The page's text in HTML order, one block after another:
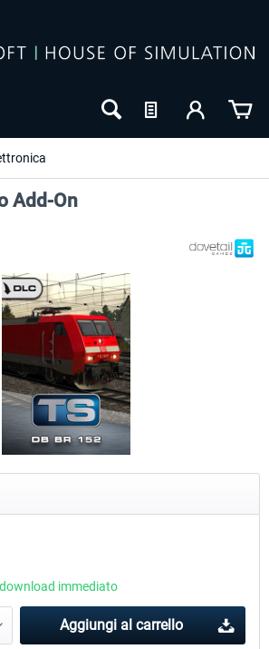
Stadler Flirt 3
Add-On
immediato
Aggiungi al carrello